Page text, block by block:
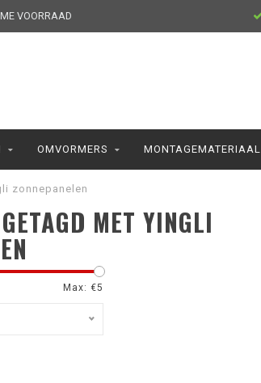
VOORRAAD
OMVORMERS MONTAGEMATERIAAL
zonnepanelen
MET YINGLI
Max: €5